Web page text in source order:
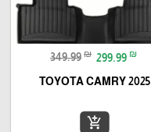
349.99 ₪ 299.99 ₪
TOYOTA CAMRY 2025
add_shopping_cart